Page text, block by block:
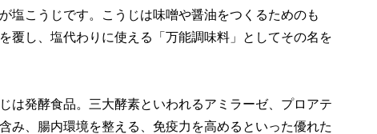
塩こうじです。こうじは味噌や醤油をつくるためのも
覆し、塩代わりに使える「万能調味料」としてその名を
は発酵食品。三大酵素といわれるアミラーゼ、プロアテ
み、腸内環境を整える、免疫力を高めるといった優れた